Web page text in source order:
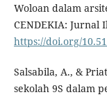
Woloan dalam
CENDEKIA: Jurnal
https://doi.org/
Salsabila, A., &
sekolah 9S dalam